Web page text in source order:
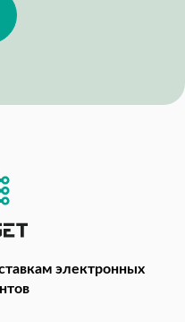
электронных